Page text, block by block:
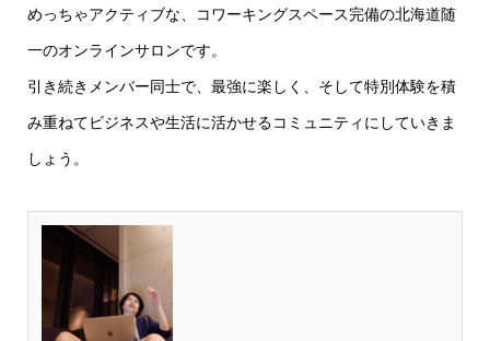
めっちゃアクティブな、コワーキングスペース完備の北海道随
一のオンラインサロンです。
引き続きメンバー同士で、最強に楽しく、そして特別体験を積
み重ねてビジネスや生活に活かせるコミュニティにしていきま
しょう。